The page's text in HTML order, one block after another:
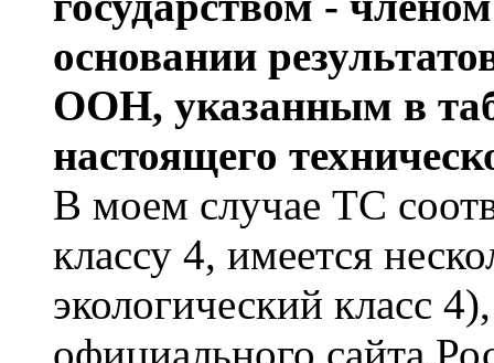
основании
ООН, указанным в
настоящего
В моем случае ТС
классу 4, имеется
экологический класс
официального сайта